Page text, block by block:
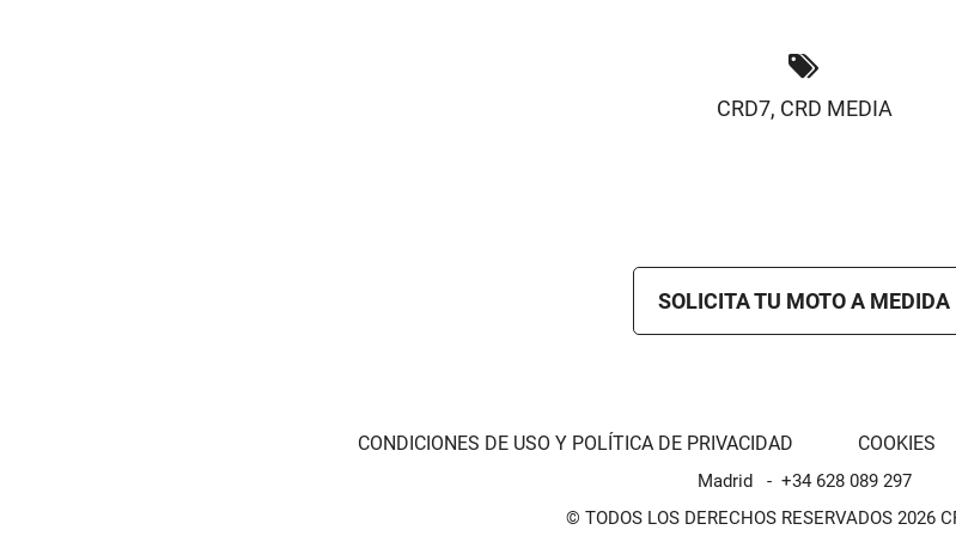
CRD7, CRD MEDIA
SOLICITA TU MOTO A MEDIDA
CONDICIONES DE USO Y POLÍTICA DE PRIVACIDAD COOKIES
Madrid
+34 628 089 297
© TODOS LOS DERECHOS RESERVADOS 2026